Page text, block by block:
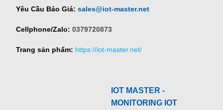
Yêu Cầu Báo Giá: sales@iot-master.net
Cellphone/Zalo: 0379720873
Trang sản phẩm: https://iot-master.net/
IOT MASTER -
MONITORING IOT